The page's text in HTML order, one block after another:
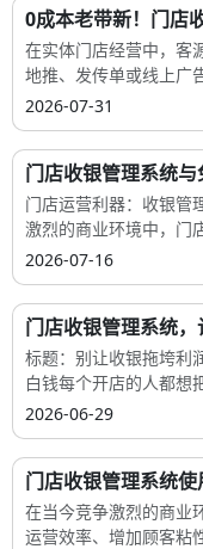
0成本老带新！门店
在实体门店经营中，客
地推、发传单或线上广
2026-07-31
门店收银管理系统
门店运营利器：收银管
激烈的商业环境中，门
2026-07-16
门店收银管理系统
标题：别让收银拖垮利
白钱每个开店的人都想
2026-06-29
门店收银管理系统
在当今竞争激烈的商业
运营效率、增加顾客粘